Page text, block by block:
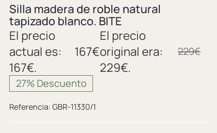
Silla madera de roble natural
tapizado blanco. BITE
229€
El precio
original era:
229€.
167€
El precio
actual es:
167€.
27% Descuento
Referencia:GBR-11330/1